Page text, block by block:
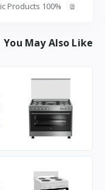
100% Authentic Products
You May Also Like